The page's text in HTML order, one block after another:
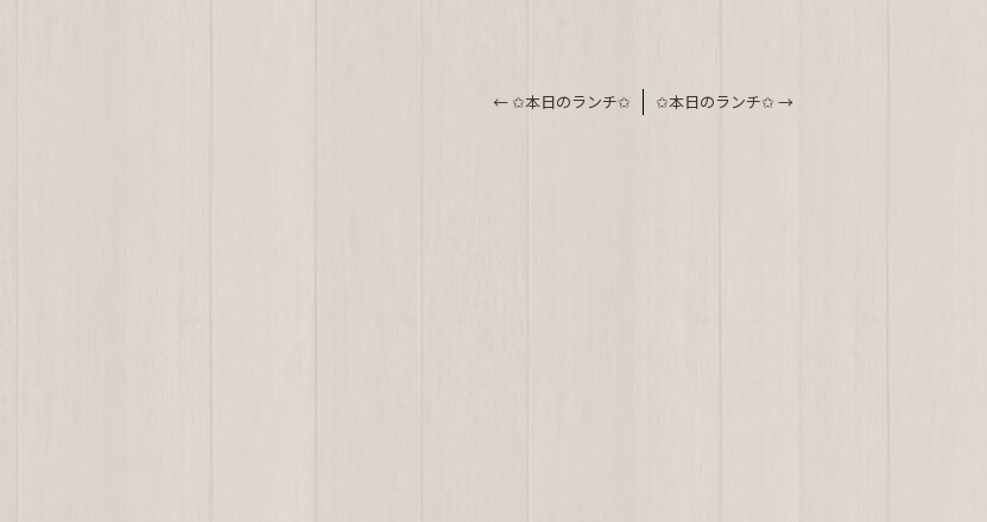
←✩本日のランチ✩ ✩本日のランチ✩ →